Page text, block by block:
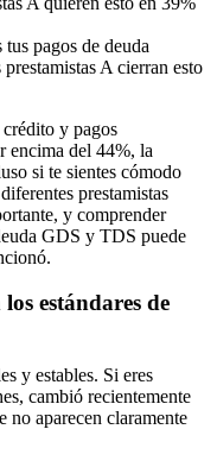
tus pagos de deuda
A cierran esto
y pagos
encima del 44%, la
si te sientes cómodo
prestamistas
y comprender
GDS y TDS puede
estándares de
y estables. Si eres
cambió recientemente
no aparecen claramente